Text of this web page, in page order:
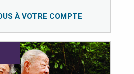
À VOTRE COMPTE